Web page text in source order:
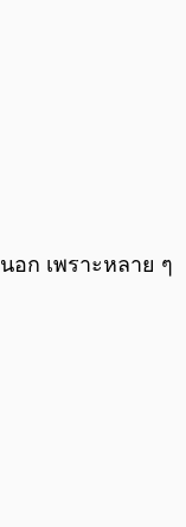
อก เพราะหลาย ๆ